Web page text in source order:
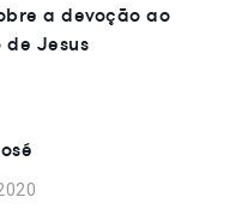
a devoção ao
Jesus